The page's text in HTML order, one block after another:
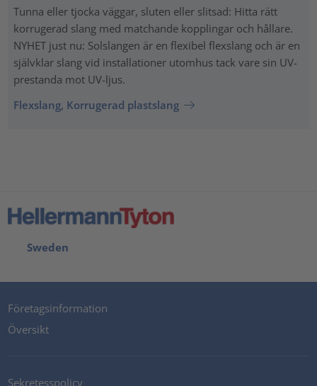
Tunna eller tjocka väggar, sluten eller slitsad: Hitta rätt
korrugerad slang med matchande kopplingar och hållare.
NYHET just nu: Solslangen är en flexibel flexslang och är en
självklar slang vid installationer utomhus tack vare sin UV-
prestanda mot UV-ljus.
Flexslang, Korrugerad plastslang
Sweden
Företagsinformation
Översikt
Sekretesspolicy